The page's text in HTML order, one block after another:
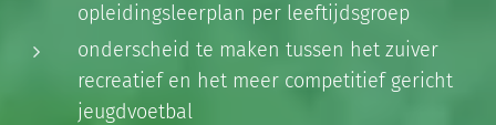
opleidingsleerplan per leeftijdsgroep
onderscheid te maken tussen het zuiver
recreatief en het meer competitief gericht
jeugdvoetbal